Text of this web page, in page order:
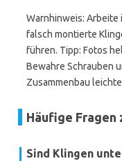
Warnhinweis: Arbeite
falsch montierte
führen. Tipp: Fotos
Bewahre Schrauben
Zusammenbau
Häufige Fragen
Sind Klingen